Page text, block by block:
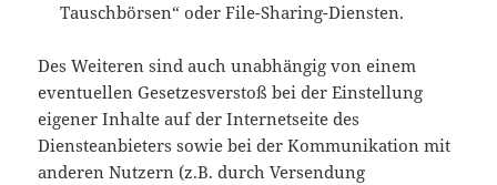
Tauschbörsen“ oder File-Sharing-Diensten.
Des Weiteren sind auch unabhängig von einem
eventuellen Gesetzesverstoß bei der Einstellung
eigener Inhalte auf der Internetseite des
Diensteanbieters sowie bei der Kommunikation mit
anderen Nutzern (z.B. durch Versendung